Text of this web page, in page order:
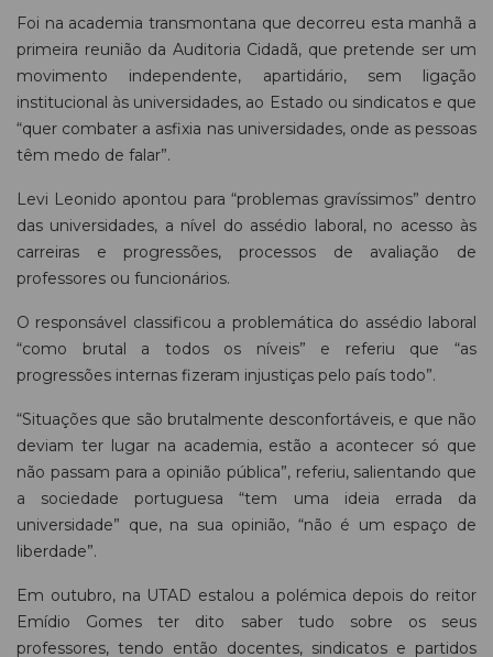
Foi na academia transmontana que decorreu esta manhã a
primeira reunião da Auditoria Cidadã, que pretende ser um
movimento independente, apartidário, sem ligação
institucional às universidades, ao Estado ou sindicatos e que
“quer combater a asfixia nas universidades, onde as pessoas
têm medo de falar”.
Levi Leonido apontou para “problemas gravíssimos” dentro
das universidades, a nível do assédio laboral, no acesso às
carreiras e progressões, processos de avaliação de
professores ou funcionários.
O responsável classificou a problemática do assédio laboral
“como brutal a todos os níveis” e referiu que “as
progressões internas fizeram injustiças pelo país todo”.
“Situações que são brutalmente desconfortáveis, e que não
deviam ter lugar na academia, estão a acontecer só que
não passam para a opinião pública”, referiu, salientando que
a sociedade portuguesa “tem uma ideia errada da
universidade” que, na sua opinião, “não é um espaço de
liberdade”.
Em outubro, na UTAD estalou a polémica depois do reitor
Emídio Gomes ter dito saber tudo sobre os seus
professores, tendo então docentes, sindicatos e partidos